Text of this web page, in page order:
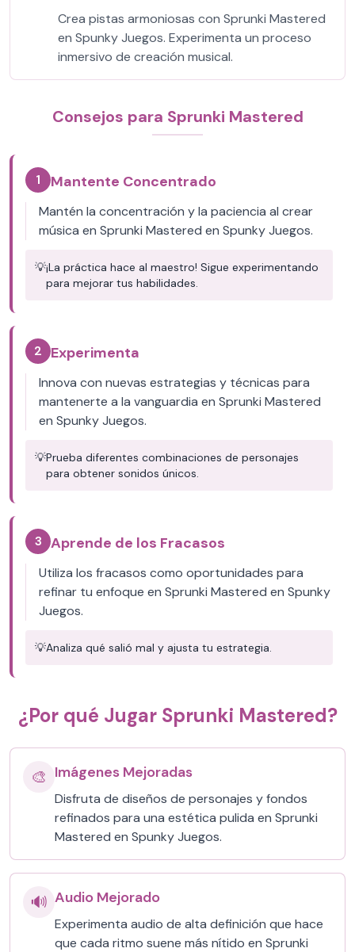
Crea pistas armoniosas con Sprunki Mastered
en Spunky Juegos. Experimenta un proceso
inmersivo de creación musical.
Consejos para Sprunki Mastered
1 Mantente Concentrado
Mantén la concentración y la paciencia al crear
música en Sprunki Mastered en Spunky Juegos.
💡¡La práctica hace al maestro! Sigue experimentando
para mejorar tus habilidades.
2 Experimenta
Innova con nuevas estrategias y técnicas para
mantenerte a la vanguardia en Sprunki Mastered
en Spunky Juegos.
💡Prueba diferentes combinaciones de personajes
para obtener sonidos únicos.
3 Aprende de los Fracasos
Utiliza los fracasos como oportunidades para
refinar tu enfoque en Sprunki Mastered en Spunky
Juegos.
💡Analiza qué salió mal y ajusta tu estrategia.
¿Por qué Jugar Sprunki Mastered?
🎨 Imágenes Mejoradas
Disfruta de diseños de personajes y fondos
refinados para una estética pulida en Sprunki
Mastered en Spunky Juegos.
🔊 Audio Mejorado
Experimenta audio de alta definición que hace
que cada ritmo suene más nítido en Sprunki